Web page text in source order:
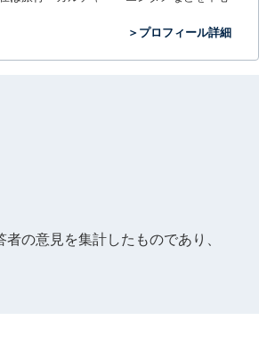
＞プロフィール詳細
の意見を集計したものであり、